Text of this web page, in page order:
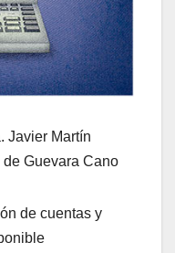
Javier Martín
Guevara Cano
de cuentas y